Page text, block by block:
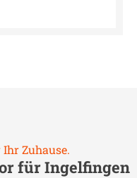
Zuhause.
fürIngelfingen